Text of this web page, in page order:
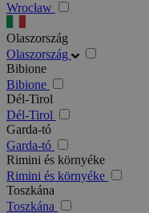
Wrocław
Olaszország
Olaszország
Bibione
Bibione
Dél-Tirol
Dél-Tirol
Garda-tó
Garda-tó
Rimini és környéke
Rimini és környéke
Toszkána
Toszkána